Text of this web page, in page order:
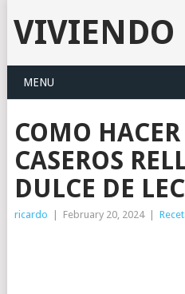
VIVIENDO
MENU
COMO
CASEROS
DULCE DE
ricardo February 20, 2024